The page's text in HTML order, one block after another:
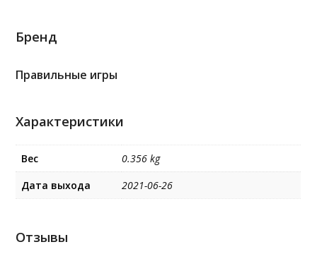
Бренд
Правильные игры
Характеристики
Вес
0.356 kg
Дата выхода
2021-06-26
Отзывы